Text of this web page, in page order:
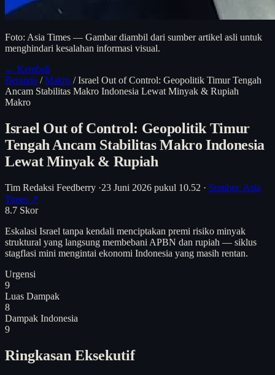
Foto: Asia Times — Gambar diambil dari sumber artikel asli untuk
menghindari kesalahan informasi visual.
← Kembali
Beranda / Makro / Israel Out of Control: Geopolitik Timur Tengah
Ancam Stabilitas Makro Indonesia Lewat Minyak & Rupiah
Makro
Israel Out of Control: Geopolitik Timur
Tengah Ancam Stabilitas Makro Indonesia
Lewat Minyak & Rupiah
Tim Redaksi Feedberry ·23 Juni 2026 pukul 10.52 · Sumber: Asia
Times ↗
8.7 Skor
Eskalasi Israel tanpa kendali menciptakan premi risiko minyak
struktural yang langsung membebani APBN dan rupiah — siklus
stagflasi mini mengintai ekonomi Indonesia yang masih rentan.
Urgensi
9
Luas Dampak
8
Dampak Indonesia
9
Ringkasan Eksekutif